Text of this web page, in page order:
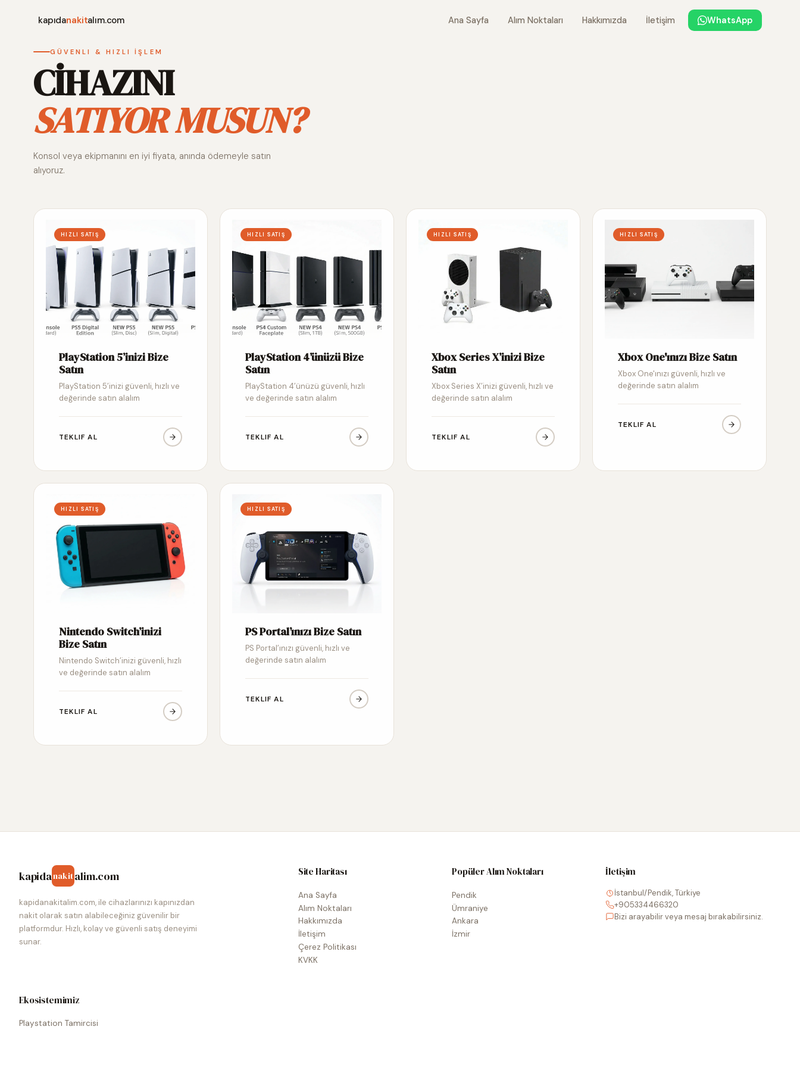
kapıdanakitalım.com Ana Sayfa Alım Noktaları Hakkımızda İletişim WhatsApp
GÜVENLI & HIZLI İŞLEM
CİHAZINI
SATIYOR MUSUN?
Konsol veya ekipmanını en iyi fiyata, anında ödemeyle satın
alıyoruz.
HIZLI SATIŞ
PlayStation 5’inizi Bize
Satın
PlayStation 5’inizi güvenli, hızlı ve
değerinde satın alalım
TEKLIF AL
HIZLI SATIŞ
PlayStation 4’ünüzü Bize
Satın
PlayStation 4’ünüzü güvenli, hızlı
ve değerinde satın alalım
TEKLIF AL
HIZLI SATIŞ
Xbox Series X’inizi Bize
Satın
Xbox Series X’inizi güvenli, hızlı ve
değerinde satın alalım
TEKLIF AL
HIZLI SATIŞ
Xbox One'ınızı Bize Satın
Xbox One'ınızı güvenli, hızlı ve
değerinde satın alalım
TEKLIF AL
HIZLI SATIŞ
Nintendo Switch’inizi
Bize Satın
Nintendo Switch’inizi güvenli, hızlı
ve değerinde satın alalım
TEKLIF AL
HIZLI SATIŞ
PS Portal’ınızı Bize Satın
PS Portal’ınızı güvenli, hızlı ve
değerinde satın alalım
TEKLIF AL
kapidanakitalim.com
kapidanakitalim.com, ile cihazlarınızı kapınızdan
nakit olarak satın alabileceğiniz güvenilir bir
platformdur. Hızlı, kolay ve güvenli satış deneyimi
sunar.
Site Haritası
Ana Sayfa
Alım Noktaları
Hakkımızda
İletişim
Çerez Politikası
KVKK
Popüler Alım Noktaları
Pendik
Ümraniye
Ankara
İzmir
İletişim
İstanbul/Pendik, Türkiye
+905334466320
Bizi arayabilir veya mesaj bırakabilirsiniz.
Ekosistemimiz
Playstation Tamircisi